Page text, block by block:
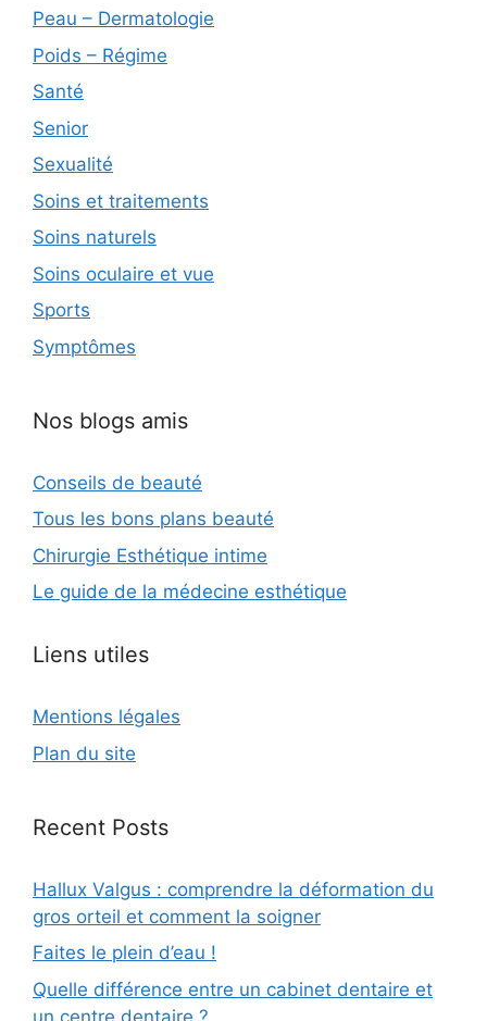
Peau – Dermatologie
Poids – Régime
Santé
Senior
Sexualité
Soins et traitements
Soins naturels
Soins oculaire et vue
Sports
Symptômes
Nos blogs amis
Conseils de beauté
Tous les bons plans beauté
Chirurgie Esthétique intime
Le guide de la médecine esthétique
Liens utiles
Mentions légales
Plan du site
Recent Posts
Hallux Valgus : comprendre la déformation du
gros orteil et comment la soigner
Faites le plein d’eau !
Quelle différence entre un cabinet dentaire et
un centre dentaire ?